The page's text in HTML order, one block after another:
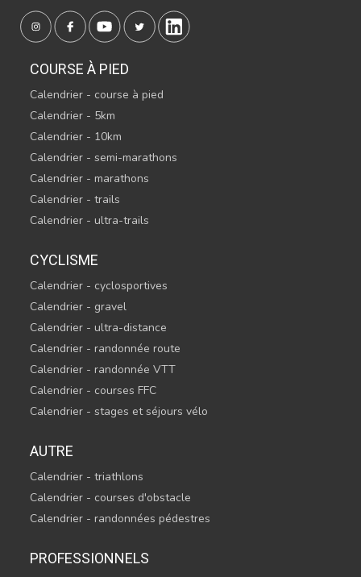
COURSE À PIED
Calendrier - course à pied
Calendrier - 5km
Calendrier - 10km
Calendrier - semi-marathons
Calendrier - marathons
Calendrier - trails
Calendrier - ultra-trails
CYCLISME
Calendrier - cyclosportives
Calendrier - gravel
Calendrier - ultra-distance
Calendrier - randonnée route
Calendrier - randonnée VTT
Calendrier - courses FFC
Calendrier - stages et séjours vélo
AUTRE
Calendrier - triathlons
Calendrier - courses d'obstacle
Calendrier - randonnées pédestres
PROFESSIONNELS